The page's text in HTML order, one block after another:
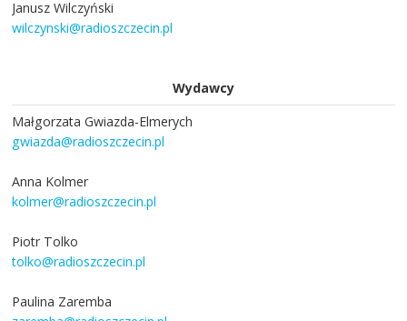
Janusz Wilczyński
wilczynski@radioszczecin.pl
Wydawcy
Małgorzata Gwiazda-Elmerych
gwiazda@radioszczecin.pl
Anna Kolmer
kolmer@radioszczecin.pl
Piotr Tolko
tolko@radioszczecin.pl
Paulina Zaremba